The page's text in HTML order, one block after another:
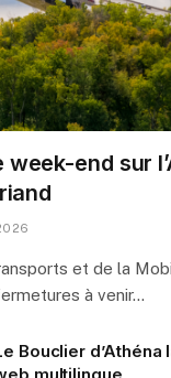
end sur
et de la
à venir…
Bouclier d’Athéna